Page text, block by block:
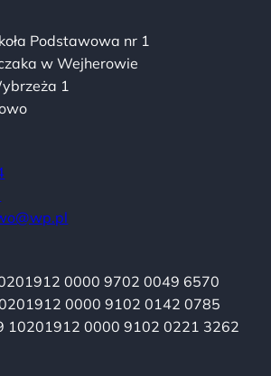
Podstawowa nr 1
w Wejherowie
1
0000 9702 0049 6570
0000 9102 0142 0785
10201912 0000 9102 0221 3262